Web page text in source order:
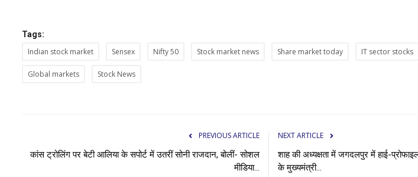
Tags:
Indian stock market Sensex Nifty 50 Stock market news Share market today IT sector stocks
Global markets Stock News
PREVIOUS ARTICLE
कांस ट्रोलिंग पर बेटी आलिया के सपोर्ट में उतरीं सोनी राजदान, बोलीं- सोशल
मीडिया...
NEXT ARTICLE
शाह की अध्यक्षता में जगदलपुर में हाई-
के मुख्यमंत्री...